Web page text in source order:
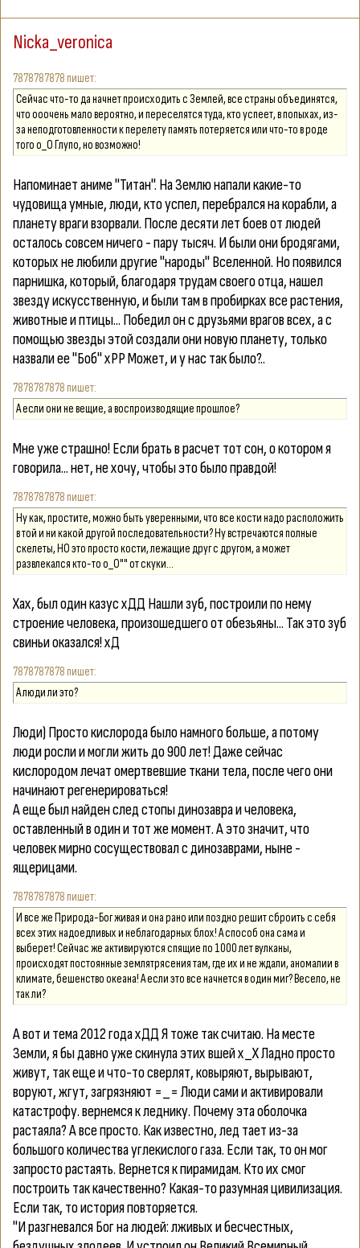
Nicka_veronica
7878787878
Сейчас что-то да начнет происходить с Землей, все страны объединятся,
что ооочень мало вероятно, и переселятся туда, кто успеет, в попыхах, из-
за неподготовленности к перелету память потеряется или что-то в роде
того о_О Глупо, но возможно!
Напоминает аниме "Титан". На Землю напали какие-то
чудовища умные, люди, кто успел, перебрался на корабли, а
планету враги взорвали. После десяти лет боев от людей
осталось совсем ничего - пару тысяч. И были они бродягами,
которых не любили другие "народы" Вселенной. Но появился
парнишка, который, благодаря трудам своего отца, нашел
звезду искусственную, и были там в пробирках все растения,
животные и птицы... Победил он с друзьями врагов всех, а с
помощью звезды этой создали они новую планету, только
назвали ее "Боб" хРР Может, и у нас так было?..
7878787878
А если они не вещие, а воспроизводящие прошлое?
Мне уже страшно! Если брать в расчет тот сон, о котором я
говорила... нет, не хочу, чтобы это было правдой!
7878787878
Ну как, простите, можно быть уверенными, что все кости надо расположить
в той и ни какой другой последовательности? Ну встречаются полные
скелеты, НО это просто кости, лежащие друг с другом, а может
развлекался кто-то о_О"" от скуки...
Хах, был один казус хДД Нашли зуб, построили по нему
строение человека, произошедшего от обезьяны... Так это зуб
свиньи оказался! хД
7878787878
А люди ли это?
Люди) Просто кислорода было намного больше, а потому
люди росли и могли жить до 900 лет! Даже сейчас
кислородом лечат омертвевшие ткани тела, после чего они
начинают регенерироваться!
А еще был найден след стопы динозавра и человека,
оставленный в один и тот же момент. А это значит, что
человек мирно сосуществовал с динозаврами, ныне -
ящерицами.
7878787878
И все же Природа-Бог живая и она рано или поздно решит сброить с себя
всех этих надоедливых и неблагодарных блох! А способ она сама и
выберет! Сейчас же активируются спящие по 1000 лет вулканы,
происходят постоянные землятрясения там, где их и не ждали, аномалии в
климате, бешенство океана! А если это все начнется в один миг? Весело, не
так ли?
А вот и тема 2012 года хДД Я тоже так считаю. На месте
Земли, я бы давно уже скинула этих вшей х_Х Ладно просто
живут, так еще и что-то сверлят, ковыряют, вырывают,
воруют, жгут, загрязняют =_= Люди сами и активировали
катастрофу. вернемся к леднику. Почему эта оболочка
растаяла? А все просто. Как известно, лед тает из-за
большого количества углекислого газа. Если так, то он мог
запросто растаять. Вернется к пирамидам. Кто их смог
построить так качественно? Какая-то разумная цивилизация.
Если так, то история повторяется.
"И разгневался Бог на людей: лживых и бесчестных,